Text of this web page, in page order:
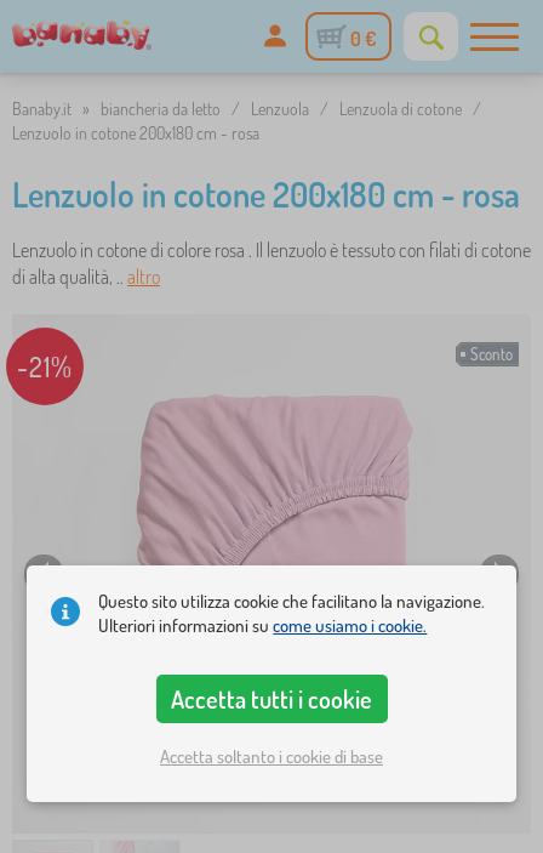
0 €
Banaby.it » biancheria da letto / Lenzuola / Lenzuola di cotone /
Lenzuolo in cotone 200x180 cm - rosa
Lenzuolo in cotone 200x180 cm - rosa
Lenzuolo in cotone di colore rosa . Il lenzuolo è tessuto con filati di cotone
di alta qualità, .. altro
Sconto
-21%
Questo sito utilizza cookie che facilitano la navigazione.
Ulteriori informazioni sucome usiamo i cookie.
Accetta tutti i cookie
Accetta soltanto i cookie di base